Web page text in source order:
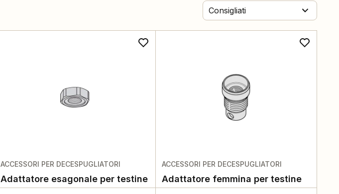
Consigliati
ACCESSORI PER DECESPUGLIATORI
Adattatore esagonale per testine
ACCESSORI PER DECESPUGLIATORI
Adattatore femmina per testine